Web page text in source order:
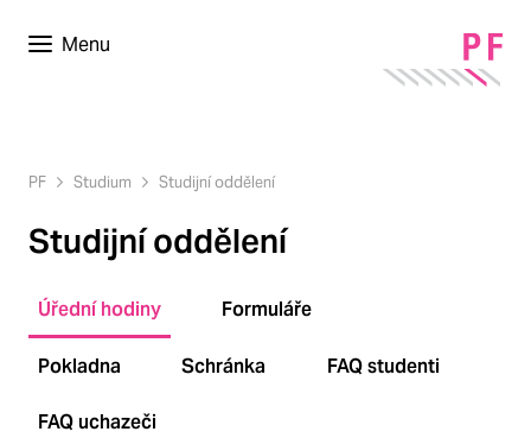
Menu
PF Studium Studijní oddělení
Studijní oddělení
Úřední hodiny Formuláře
Pokladna Schránka FAQ studenti
FAQ uchazeči